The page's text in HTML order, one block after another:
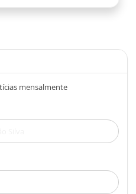
mensalmente